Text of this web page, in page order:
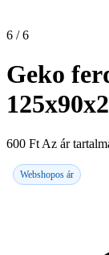
6 / 6
Geko
600 Ft Az ár
Webshopos ár